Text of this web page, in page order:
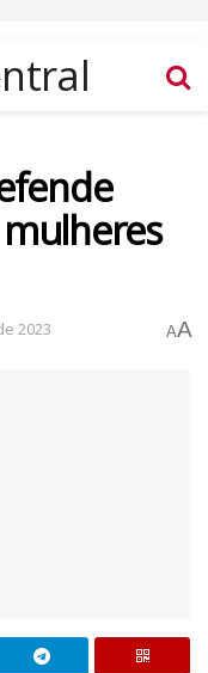
2023 AA